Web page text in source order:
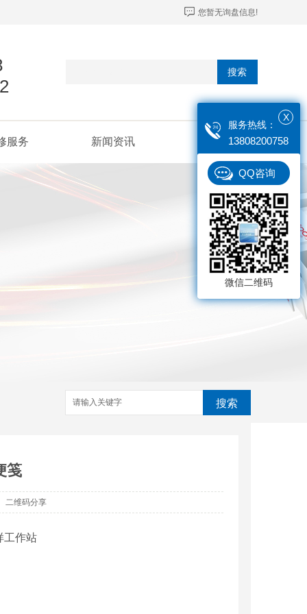
您暂无询盘信息!
搜索
服务 新闻资讯 联系我们
搜索
笺
二维码分享
工作站
X
服务热线：
13808200758
QQ咨询
微信二维码